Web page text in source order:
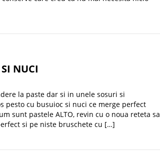
NUCI
la paste dar si in unele sosuri si
pesto cu busuioc si nuci ce merge perfect
sunt pastele ALTO, revin cu o noua reteta sa
si pe niste bruschete cu […]